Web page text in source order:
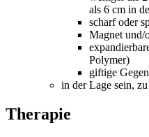
als 6 cm in
scharf oder
Magnet und/
Polymer)
giftige
in der Lage sein,
Therapie